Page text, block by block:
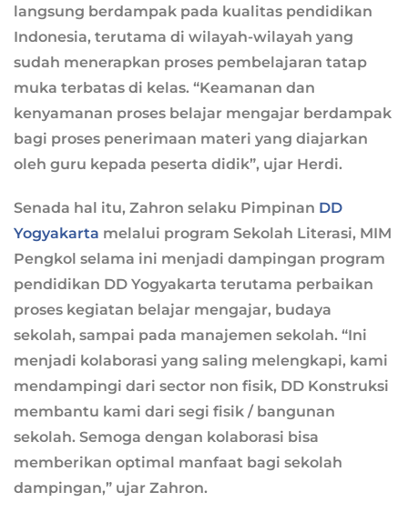
langsung berdampak pada kualitas pendidikan
Indonesia, terutama di wilayah-wilayah yang
sudah menerapkan proses pembelajaran tatap
muka terbatas di kelas. “Keamanan dan
kenyamanan proses belajar mengajar berdampak
bagi proses penerimaan materi yang diajarkan
oleh guru kepada peserta didik”, ujar Herdi.
Senada hal itu, Zahron selaku Pimpinan DD
Yogyakarta melalui program Sekolah Literasi, MIM
Pengkol selama ini menjadi dampingan program
pendidikan DD Yogyakarta terutama perbaikan
proses kegiatan belajar mengajar, budaya
sekolah, sampai pada manajemen sekolah. “Ini
menjadi kolaborasi yang saling melengkapi, kami
mendampingi dari sector non fisik, DD Konstruksi
membantu kami dari segi fisik / bangunan
sekolah. Semoga dengan kolaborasi bisa
memberikan optimal manfaat bagi sekolah
dampingan,” ujar Zahron.